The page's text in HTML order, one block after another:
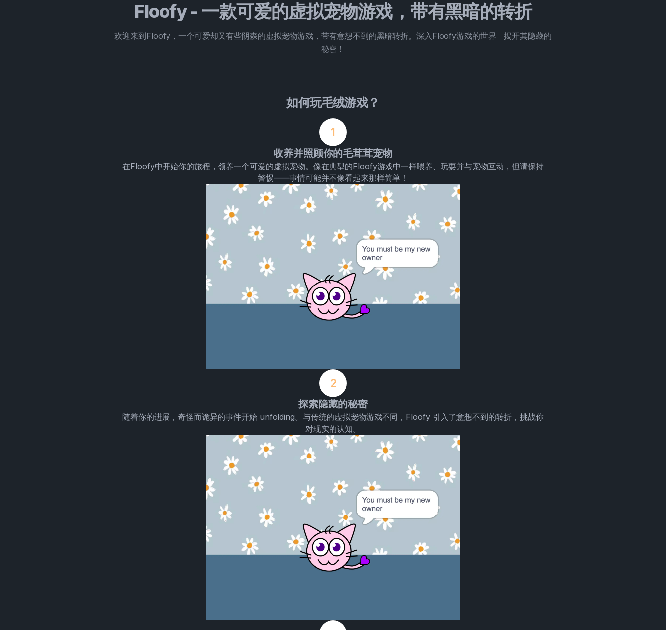
Floofy - 一款可爱的虚拟宠物游戏，带有黑暗的转折
欢迎来到Floofy，一个可爱却又有些阴森的虚拟宠物游戏，带有意想不到的黑暗转折。深入Floofy游戏的世界，揭开其隐藏的
秘密！
如何玩毛绒游戏？
1
收养并照顾你的毛茸茸宠物
在Floofy中开始你的旅程，领养一个可爱的虚拟宠物。像在典型的Floofy游戏中一样喂养、玩耍并与宠物互动，但请保持
警惕——事情可能并不像看起来那样简单！
2
探索隐藏的秘密
随着你的进展，奇怪而诡异的事件开始 unfolding。与传统的虚拟宠物游戏不同，Floofy 引入了意想不到的转折，挑战你
对现实的认知。